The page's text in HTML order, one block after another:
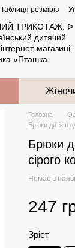
Таблиця розмірів
Головна
Брюки дитячі
Брюки
сірого
Немає в
247
Зріст